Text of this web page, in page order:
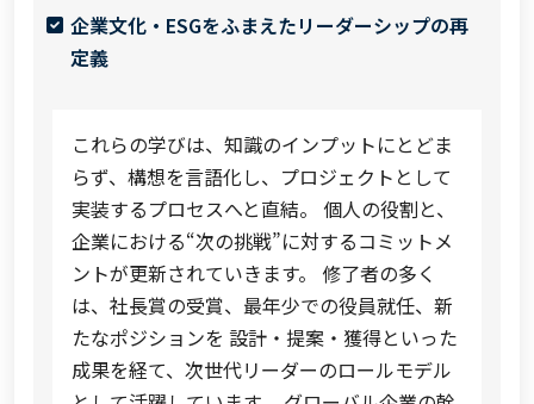
企業文化・ESGをふまえたリーダーシップの再
定義
これらの学びは、知識のインプットにとどま
らず、構想を言語化し、プロジェクトとして
実装するプロセスへと直結。 個人の役割と、
企業における“次の挑戦”に対するコミットメ
ントが更新されていきます。 修了者の多く
は、社長賞の受賞、最年少での役員就任、新
たなポジションを 設計・提案・獲得といった
成果を経て、次世代リーダーのロールモデル